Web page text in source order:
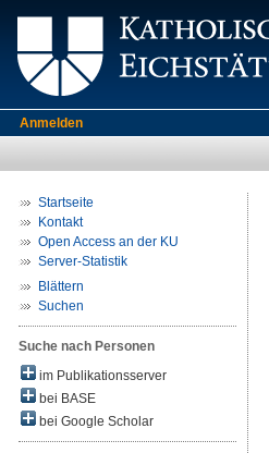
Anmelden
Startseite
Kontakt
Open Access an der KU
Server-Statistik
Blättern
Suchen
Suche nach Personen
im Publikationsserver
bei BASE
bei Google Scholar